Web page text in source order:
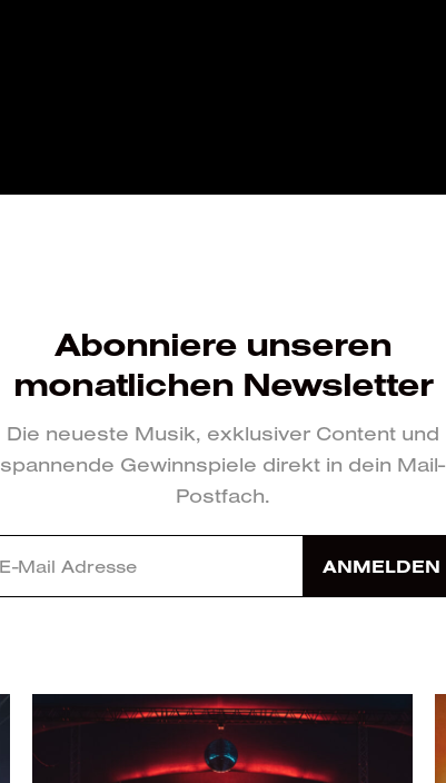
Abonniere unseren
monatlichen Newsletter
Die neueste Musik, exklusiver Content und
spannende Gewinnspiele direkt in dein Mail-
Postfach.
ANMELDEN